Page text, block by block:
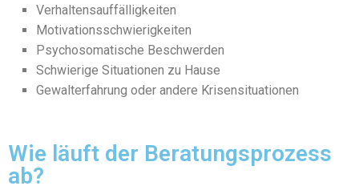
Verhaltensauffälligkeiten
Motivationsschwierigkeiten
Psychosomatische Beschwerden
Schwierige Situationen zu Hause
Gewalterfahrung oder andere Krisensituationen
Wie läuft der Beratungsprozess
ab?